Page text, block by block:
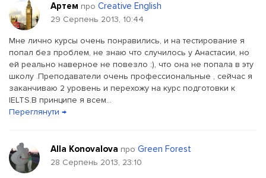
Артем про Creative English
29 Серпень 2013, 10:44
Мне лично курсы очень понравились, и на тестирование я
попал без проблем, не знаю что случилось у Анастасии, но
ей реально наверное не повезло :), что она не попала в эту
школу .Преподаватели очень профессиональные , сейчас я
заканчиваю 2 уровень и перехожу на курс подготовки к
IELTS.В принципе я всем...
Переглянути →
Alla Konovalova про Green Forest
28 Серпень 2013, 23:10